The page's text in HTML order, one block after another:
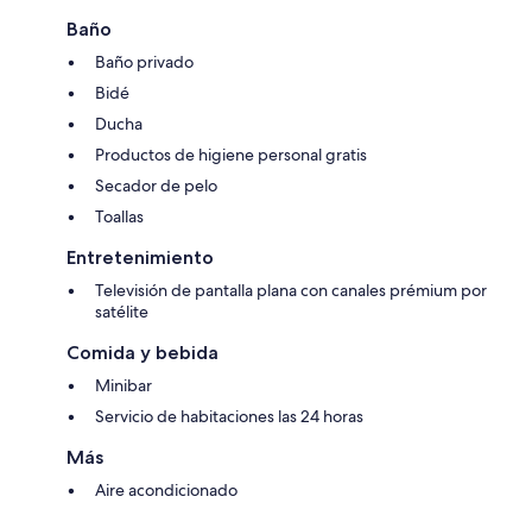
Baño
Baño privado
Bidé
Ducha
Productos de higiene personal gratis
Secador de pelo
Toallas
Entretenimiento
Televisión de pantalla plana con canales prémium por
satélite
Comida y bebida
Minibar
Servicio de habitaciones las 24 horas
Más
Aire acondicionado